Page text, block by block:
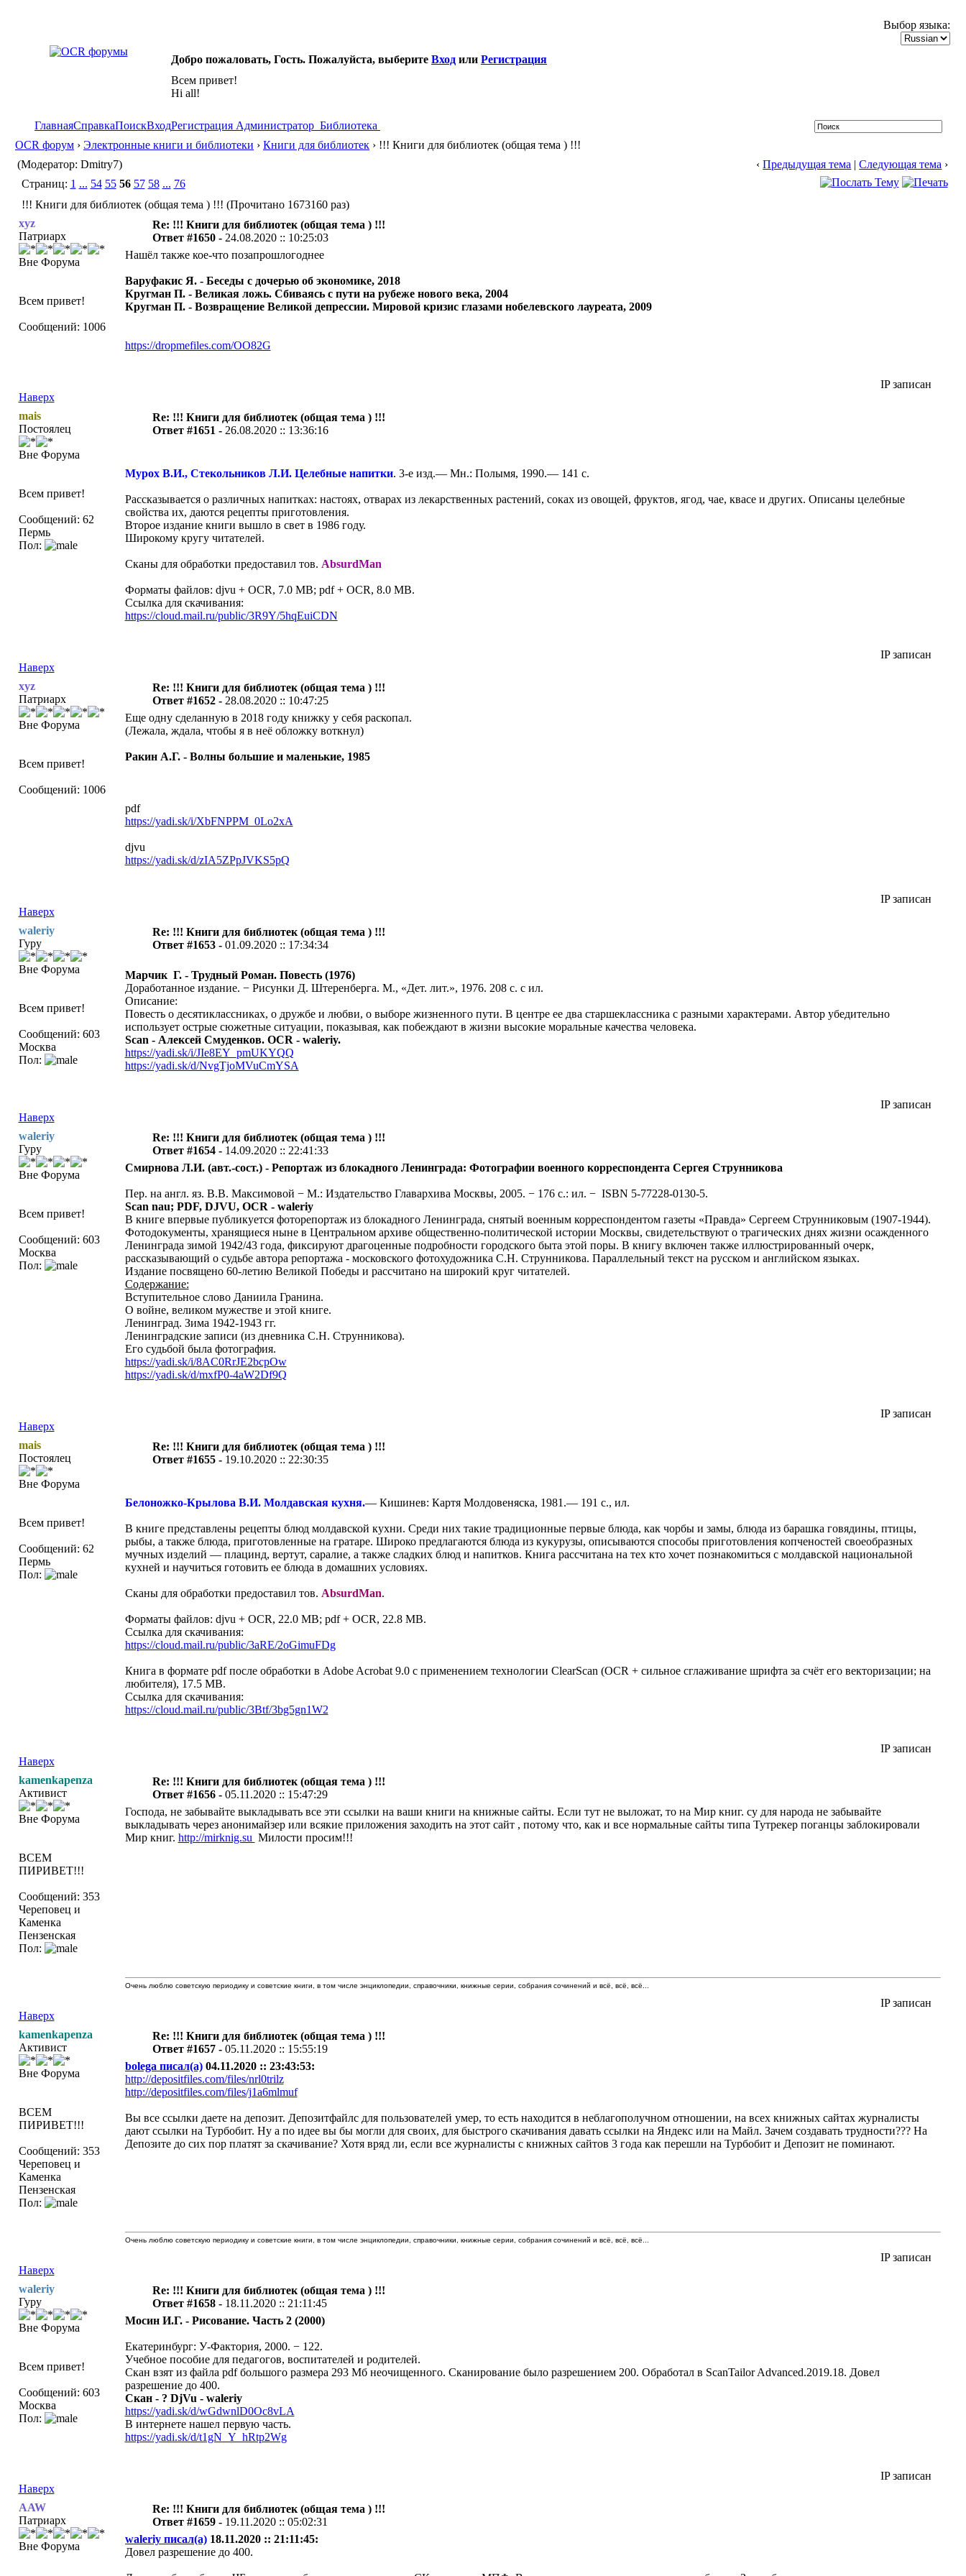
Выбор языка:
Добро пожаловать, Гость. Пожалуйста, выберите Вход или Регистрация
Всем привет!
Hi all!
ГлавнаяСправкаПоискВходРегистрация Администратор Библиотека
OCR форум › Электронные книги и библиотеки › Книги для библиотек › !!! Книги для библиотек (общая тема ) !!!
(Модератор: Dmitry7)
‹Предыдущая тема |Следующая тема ›
Страниц: 1 ... 54 55 56 57 58 ... 76
!!! Книги для библиотек (общая тема ) !!! (Прочитано 1673160 раз)
xyz
Патриарх
Вне Форума
Всем привет!
Сообщений: 1006
Re: !!! Книги для библиотек (общая тема ) !!!
Ответ #1650 - 24.08.2020 :: 10:25:03
Нашёл также кое-что позапрошлогоднее
Варуфакис Я. - Беседы с дочерью об экономике, 2018
Кругман П. - Великая ложь. Сбиваясь с пути на рубеже нового века, 2004
Кругман П. - Возвращение Великой депрессии. Мировой кризис глазами нобелевского лауреата, 2009
https://dropmefiles.com/OO82G
Наверх
IP записан
mais
Постоялец
Вне Форума
Всем привет!
Сообщений: 62
Пермь
Пол:
Re: !!! Книги для библиотек (общая тема ) !!!
Ответ #1651 - 26.08.2020 :: 13:36:16
Мурох В.И., Стекольников Л.И. Целебные напитки. 3-е изд.— Мн.: Полымя, 1990.— 141 с.
Рассказывается о различных напитках: настоях, отварах из лекарственных растений, соках из овощей, фруктов, ягод, чае, квасе и других. Описаны целебные
свойства их, даются рецепты приготовления.
Второе издание книги вышло в свет в 1986 году.
Широкому кругу читателей.
Сканы для обработки предоставил тов. AbsurdMan
Форматы файлов: djvu + OCR, 7.0 MB; pdf + OCR, 8.0 MB.
Ссылка для скачивания:
https://cloud.mail.ru/public/3R9Y/5hqEuiCDN
Наверх
IP записан
xyz
Патриарх
Вне Форума
Всем привет!
Сообщений: 1006
Re: !!! Книги для библиотек (общая тема ) !!!
Ответ #1652 - 28.08.2020 :: 10:47:25
Еще одну сделанную в 2018 году книжку у себя раскопал.
(Лежала, ждала, чтобы я в неё обложку воткнул)
Ракин А.Г. - Волны большие и маленькие, 1985
pdf
https://yadi.sk/i/XbFNPPM_0Lo2xA
djvu
https://yadi.sk/d/zIA5ZPpJVKS5pQ
Наверх
IP записан
waleriy
Гуру
Вне Форума
Всем привет!
Сообщений: 603
Москва
Пол:
Re: !!! Книги для библиотек (общая тема ) !!!
Ответ #1653 - 01.09.2020 :: 17:34:34
Марчик Г. - Трудный Роман. Повесть (1976)
Доработанное издание. − Рисунки Д. Штеренберга. М., «Дет. лит.», 1976. 208 с. с ил.
Описание:
Повесть о десятиклассниках, о дружбе и любви, о выборе жизненного пути. В центре ее два старшеклассника с разными характерами. Автор убедительно
использует острые сюжетные ситуации, показывая, как побеждают в жизни высокие моральные качества человека.
Scan - Алексей Смуденков. OCR - waleriy.
https://yadi.sk/i/JIe8EY_pmUKYQQ
https://yadi.sk/d/NvgTjoMVuCmYSA
Наверх
IP записан
waleriy
Гуру
Вне Форума
Всем привет!
Сообщений: 603
Москва
Пол:
Re: !!! Книги для библиотек (общая тема ) !!!
Ответ #1654 - 14.09.2020 :: 22:41:33
Смирнова Л.И. (авт.-сост.) - Репортаж из блокадного Ленинграда: Фотографии военного корреспондента Сергея Струнникова
Пер. на англ. яз. В.В. Максимовой − М.: Издательство Главархива Москвы, 2005. − 176 с.: ил. − ISBN 5-77228-0130-5.
Scan nau; PDF, DJVU, OCR - waleriy
В книге впервые публикуется фоторепортаж из блокадного Ленинграда, снятый военным корреспондентом газеты «Правда» Сергеем Струнниковым (1907-1944).
Фотодокументы, хранящиеся ныне в Центральном архиве общественно-политической истории Москвы, свидетельствуют о трагических днях жизни осажденного
Ленинграда зимой 1942/43 года, фиксируют драгоценные подробности городского быта этой поры. В книгу включен также иллюстрированный очерк,
рассказывающий о судьбе автора репортажа - московского фотохудожника С.Н. Струнникова. Параллельный текст на русском и английском языках.
Издание посвящено 60-летию Великой Победы и рассчитано на широкий круг читателей.
Содержание:
Вступительное слово Даниила Гранина.
О войне, великом мужестве и этой книге.
Ленинград. Зима 1942-1943 гг.
Ленинградские записи (из дневника С.Н. Струнникова).
Его судьбой была фотография.
https://yadi.sk/i/8AC0RrJE2bcpOw
https://yadi.sk/d/mxfP0-4aW2Df9Q
Наверх
IP записан
mais
Постоялец
Вне Форума
Всем привет!
Сообщений: 62
Пермь
Пол:
Re: !!! Книги для библиотек (общая тема ) !!!
Ответ #1655 - 19.10.2020 :: 22:30:35
Белоножко-Крылова В.И. Молдавская кухня.— Кишинев: Картя Молдовеняска, 1981.— 191 с., ил.
В книге представлены рецепты блюд молдавской кухни. Среди них такие традиционные первые блюда, как чорбы и замы, блюда из барашка говядины, птицы,
рыбы, а также блюда, приготовленные на гратаре. Широко предлагаются блюда из кукурузы, описываются способы приготовления копченостей своеобразных
мучных изделий — плацинд, вертут, саралие, а также сладких блюд и напитков. Книга рассчитана на тех кто хочет познакомиться с молдавской национальной
кухней и научиться готовить ее блюда в домашних условиях.
Сканы для обработки предоставил тов. AbsurdMan.
Форматы файлов: djvu + OCR, 22.0 MB; pdf + OCR, 22.8 MB.
Ссылка для скачивания:
https://cloud.mail.ru/public/3aRE/2oGimuFDg
Книга в формате pdf после обработки в Adobe Acrobat 9.0 с применением технологии ClearScan (OCR + сильное сглаживание шрифта за счёт его векторизации; на
любителя), 17.5 МВ.
Ссылка для скачивания:
https://cloud.mail.ru/public/3Btf/3bg5gn1W2
Наверх
IP записан
kamenkapenza
Активист
Вне Форума
ВСЕМ
ПИРИВЕТ!!!
Сообщений: 353
Череповец и
Каменка
Пензенская
Пол:
Re: !!! Книги для библиотек (общая тема ) !!!
Ответ #1656 - 05.11.2020 :: 15:47:29
Господа, не забывайте выкладывать все эти ссылки на ваши книги на книжные сайты. Если тут не выложат, то на Мир книг. су для народа не забывайте
выкладывать через анонимайзер или всякие приложения заходить на этот сайт , потому что, как и все нормальные сайты типа Тутрекер поганцы заблокировали
Мир книг. http://mirknig.su Милости просим!!!
Наверх
Очень люблю советскую периодику и советские книги, в том числе энциклопедии, справочники, книжные серии, собрания сочинений и всё, всё, всё...
IP записан
kamenkapenza
Активист
Вне Форума
ВСЕМ
ПИРИВЕТ!!!
Сообщений: 353
Череповец и
Каменка
Пензенская
Пол:
Re: !!! Книги для библиотек (общая тема ) !!!
Ответ #1657 - 05.11.2020 :: 15:55:19
bolega писал(а)04.11.2020 :: 23:43:53:
http://depositfiles.com/files/nrl0trilz
http://depositfiles.com/files/j1a6mlmuf
Вы все ссылки даете на депозит. Депозитфайлс для пользователей умер, то есть находится в неблагополучном отношении, на всех книжных сайтах журналисты
дают ссылки на Турбобит. Ну а по идее вы бы могли для своих, для быстрого скачивания давать ссылки на Яндекс или на Майл. Зачем создавать трудности??? На
Депозите до сих пор платят за скачивание? Хотя вряд ли, если все журналисты с книжных сайтов 3 года как перешли на Турбобит и Депозит не поминают.
Наверх
Очень люблю советскую периодику и советские книги, в том числе энциклопедии, справочники, книжные серии, собрания сочинений и всё, всё, всё...
IP записан
waleriy
Гуру
Вне Форума
Всем привет!
Сообщений: 603
Москва
Пол:
Re: !!! Книги для библиотек (общая тема ) !!!
Ответ #1658 - 18.11.2020 :: 21:11:45
Мосин И.Г. - Рисование. Часть 2 (2000)
Екатеринбург: У-Фактория, 2000. − 122.
Учебное пособие для педагогов, воспитателей и родителей.
Скан взят из файла pdf большого размера 293 Мб неочищенного. Сканирование было разрешением 200. Обработал в ScanTailor Advanced.2019.18. Довел
разрешение до 400.
Скан - ? DjVu - waleriy
https://yadi.sk/d/wGdwnlD0Oc8vLA
В интернете нашел первую часть.
https://yadi.sk/d/t1gN_Y_hRtp2Wg
Наверх
IP записан
AAW
Патриарх
Вне Форума
Re: !!! Книги для библиотек (общая тема ) !!!
Ответ #1659 - 19.11.2020 :: 05:02:31
waleriy писал(а)18.11.2020 :: 21:11:45:
Довел разрешение до 400.